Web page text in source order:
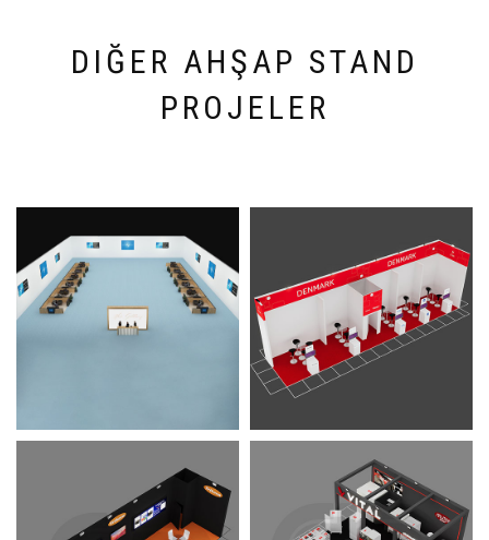
DIĞER AHŞAP STAND
PROJELER